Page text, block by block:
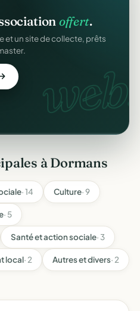
web.
offert.
et un site de collecte, prêts
à Dormans
· 14 Culture· 9
· 5
Santé et action sociale· 3
local· 2 Autres et divers· 2